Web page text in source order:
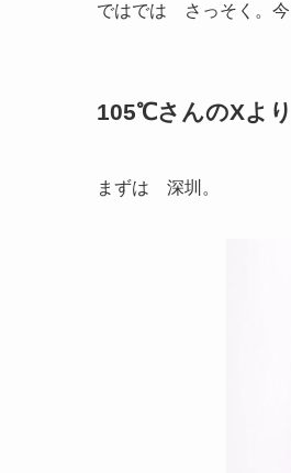
ではでは さっそく。今
105℃さんのXより
まずは 深圳。